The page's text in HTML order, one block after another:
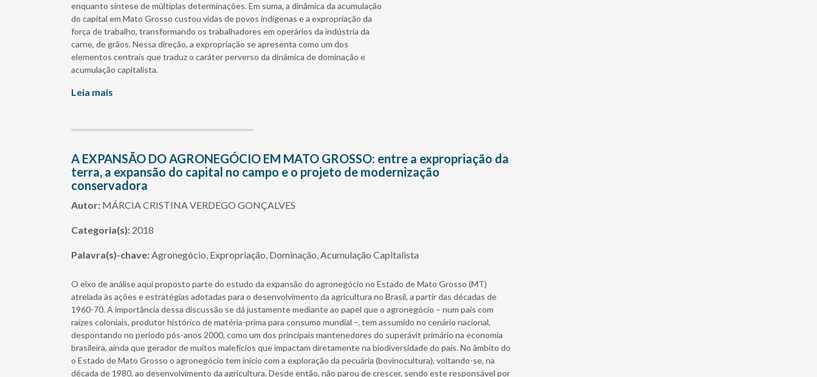
enquanto síntese de múltiplas determinações. Em suma, a dinâmica da acumulação
do capital em Mato Grosso custou vidas de povos indígenas e a expropriação da
força de trabalho, transformando os trabalhadores em operários da indústria da
carne, de grãos. Nessa direção, a expropriação se apresenta como um dos
elementos centrais que traduz o caráter perverso da dinâmica de dominação e
acumulação capitalista.
Leia mais
A EXPANSÃO DO AGRONEGÓCIO EM MATO GROSSO: entre a expropriação da
terra, a expansão do capital no campo e o projeto de modernização
conservadora
Autor: MÁRCIA CRISTINA VERDEGO GONÇALVES
Categoria(s): 2018
Palavra(s)-chave:Agronegócio, Expropriação, Dominação, Acumulação Capitalista
O eixo de análise aqui proposto parte do estudo da expansão do agronegócio no Estado de Mato Grosso (MT)
atrelada às ações e estratégias adotadas para o desenvolvimento da agricultura no Brasil, a partir das décadas de
1960-70. A importância dessa discussão se dá justamente mediante ao papel que o agronegócio – num país com
raízes coloniais, produtor histórico de matéria-prima para consumo mundial –, tem assumido no cenário nacional,
despontando no período pós-anos 2000, como um dos principais mantenedores do superávit primário na economia
brasileira, ainda que gerador de muitos malefícios que impactam diretamente na biodiversidade do país. No âmbito do
o Estado de Mato Grosso o agronegócio tem início com a exploração da pecuária (bovinocultura), voltando-se, na
década de 1980, ao desenvolvimento da agricultura. Desde então, não parou de crescer, sendo este responsável por